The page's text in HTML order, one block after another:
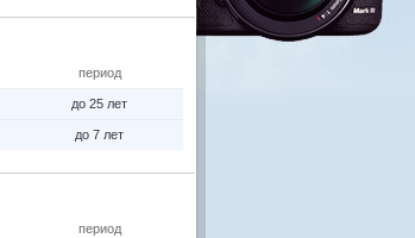
период
до 25 лет
до 7 лет
период